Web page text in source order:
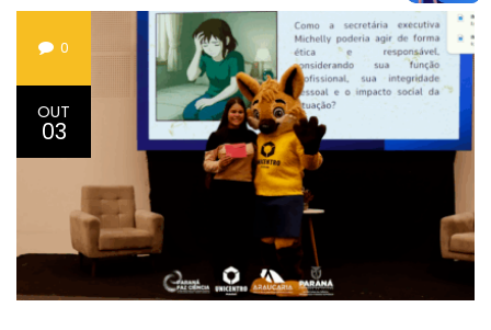
0
OUT
03